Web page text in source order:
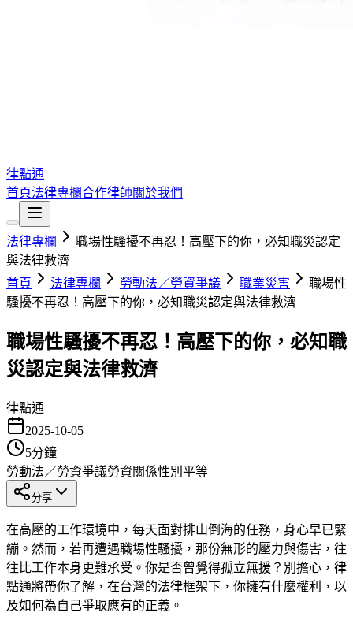
律點通
首頁法律專欄合作律師關於我們
法律專欄
職場性騷擾不再忍！高壓下的你，必知職災認定
與法律救濟
首頁
法律專欄 勞動法／勞資爭議 職業災害
職場性
騷擾不再忍！高壓下的你，必知職災認定與法律救濟
職場性騷擾不再忍！高壓下的你，必知職
災認定與法律救濟
律點通
2025-10-05
5分鐘
勞動法／勞資爭議勞資關係性別平等
分享
在高壓的工作環境中，每天面對排山倒海的任務，身心早已緊
繃。然而，若再遭遇職場性騷擾，那份無形的壓力與傷害，往
往比工作本身更難承受。你是否曾覺得孤立無援？別擔心，律
點通將帶你了解，在台灣的法律框架下，你擁有什麼權利，以
及如何為自己爭取應有的正義。